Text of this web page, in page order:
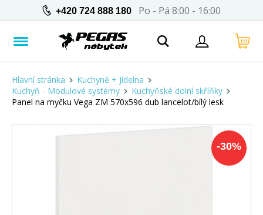
+420 724 888 180 Po - Pá 8:00 - 16:00
Hlavní stránka
Kuchyně + Jídelna
Kuchyň - Modulové systémy
Kuchyňské dolní skříňky
Panel na myčku Vega ZM 570x596 dub lancelot/bílý lesk
-30%